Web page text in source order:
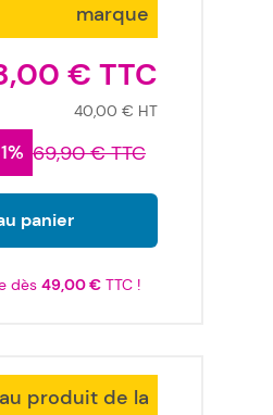
marque
€
40,00 €
69,90 €
panier
dès 49,00 €TTC !
produit de la